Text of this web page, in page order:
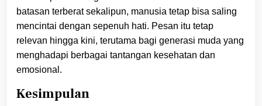
batasan terberat sekalipun, manusia tetap bisa saling
mencintai dengan sepenuh hati. Pesan itu tetap
relevan hingga kini, terutama bagi generasi muda yang
menghadapi berbagai tantangan kesehatan dan
emosional.
Kesimpulan